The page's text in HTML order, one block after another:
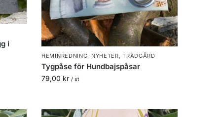
i
HEMINREDNING, NYHETER,TRÄDGÅRD
Tygpåse för Hundbajspåsar
79,00 kr / st